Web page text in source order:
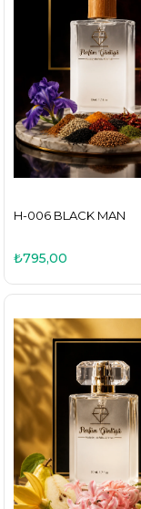
H-006 BLACK MAN
₺795,00